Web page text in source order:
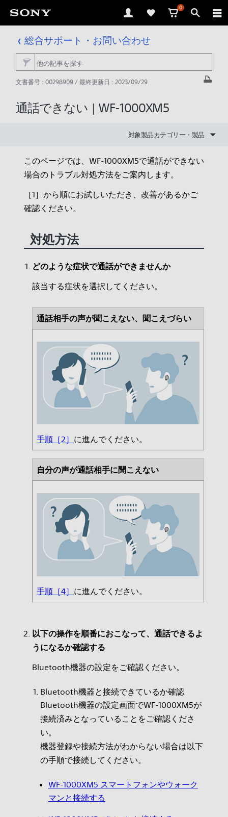
0
総合サポート・お問い合わせ
文書番号 : 00298909 / 最終更新日 : 2023/09/29
通話できない | WF-1000XM5
対象製品カテゴリー・製品
このページでは、WF-1000XM5で通話ができない
場合のトラブル対処方法をご案内します。
［1］から順にお試しいただき、改善があるかご
確認ください。
対処方法
どのような症状で通話ができませんか
該当する症状を選択してください。
通話相手の声が聞こえない、聞こえづらい
手順［2］ に進んでください。
自分の声が通話相手に聞こえない
手順［4］ に進んでください。
以下の操作を順番におこなって、通話できるよ
うになるか確認する
Bluetooth機器の設定をご確認ください。
Bluetooth機器と接続できているか確認
Bluetooth機器の設定画面でWF-1000XM5が
接続済みとなっていることをご確認くださ
い。
機器登録や接続方法がわからない場合は以下
の手順で接続してください。
WF-1000XM5 スマートフォンやウォーク
マンと接続する